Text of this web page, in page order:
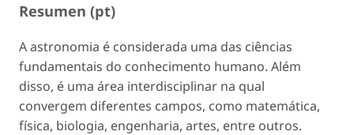
Resumen (pt)
A astronomia é considerada uma das ciências
fundamentais do conhecimento humano. Além
disso, é uma área interdisciplinar na qual
convergem diferentes campos, como matemática,
física, biologia, engenharia, artes, entre outros.